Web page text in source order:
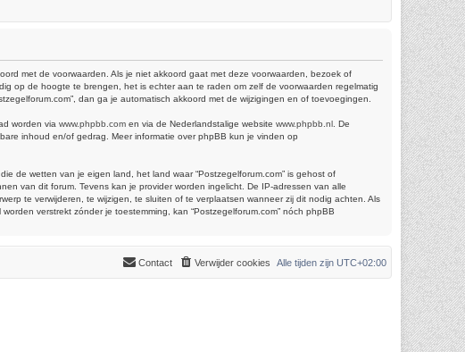
met de voorwaarden. Als je niet akkoord gaat met deze voorwaarden, bezoek of
op de hoogte te brengen, het is echter aan te raden om zelf de voorwaarden regelmatig
dan ga je automatisch akkoord met de wijzigingen en of toevoegingen.
worden via www.phpbb.com en via de Nederlandstalige website www.phpbb.nl . De
inhoud en/of gedrag. Meer informatie over phpBB kun je vinden op
de wetten van je eigen land, het land waar “Postzegelforum.com” is gehost of
van dit forum. Tevens kan je provider worden ingelicht. De IP-adressen van alle
te verwijderen, te wijzigen, te sluiten of te verplaatsen wanneer zij dit nodig achten. Als
verstrekt zónder je toestemming, kan “Postzegelforum.com” nóch phpBB
Alle tijden zijn UTC+02:00
Verwijder cookies
Contact